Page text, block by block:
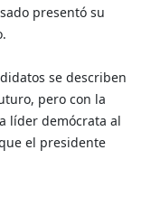
presentó su
se describen
pero con la
líder demócrata al
el presidente